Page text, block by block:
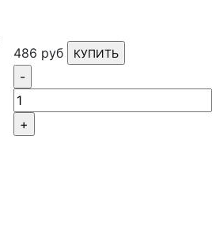
486 руб КУПИТЬ
-
+